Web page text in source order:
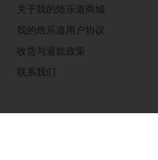
关于我的焙乐道商城
我的焙乐道用户协议
收货与退款政策
联系我们